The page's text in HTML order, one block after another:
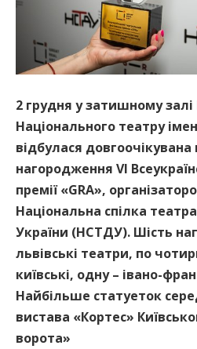
2 грудня у затишному
Національного театру
відбулася довгоочікувана
нагородження VI
премії «GRA»,
Національна спілка
України (НСТДУ). Шість
львівські театри, по
київські, одну – івано-
Найбільше статуеток
вистава «Кортес»
ворота»